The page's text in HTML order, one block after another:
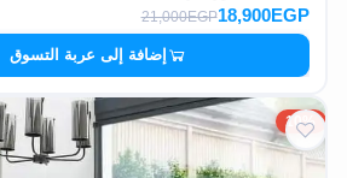
18,900EGP
21,000EGP
إضافة إلى عربة التسوق
10%